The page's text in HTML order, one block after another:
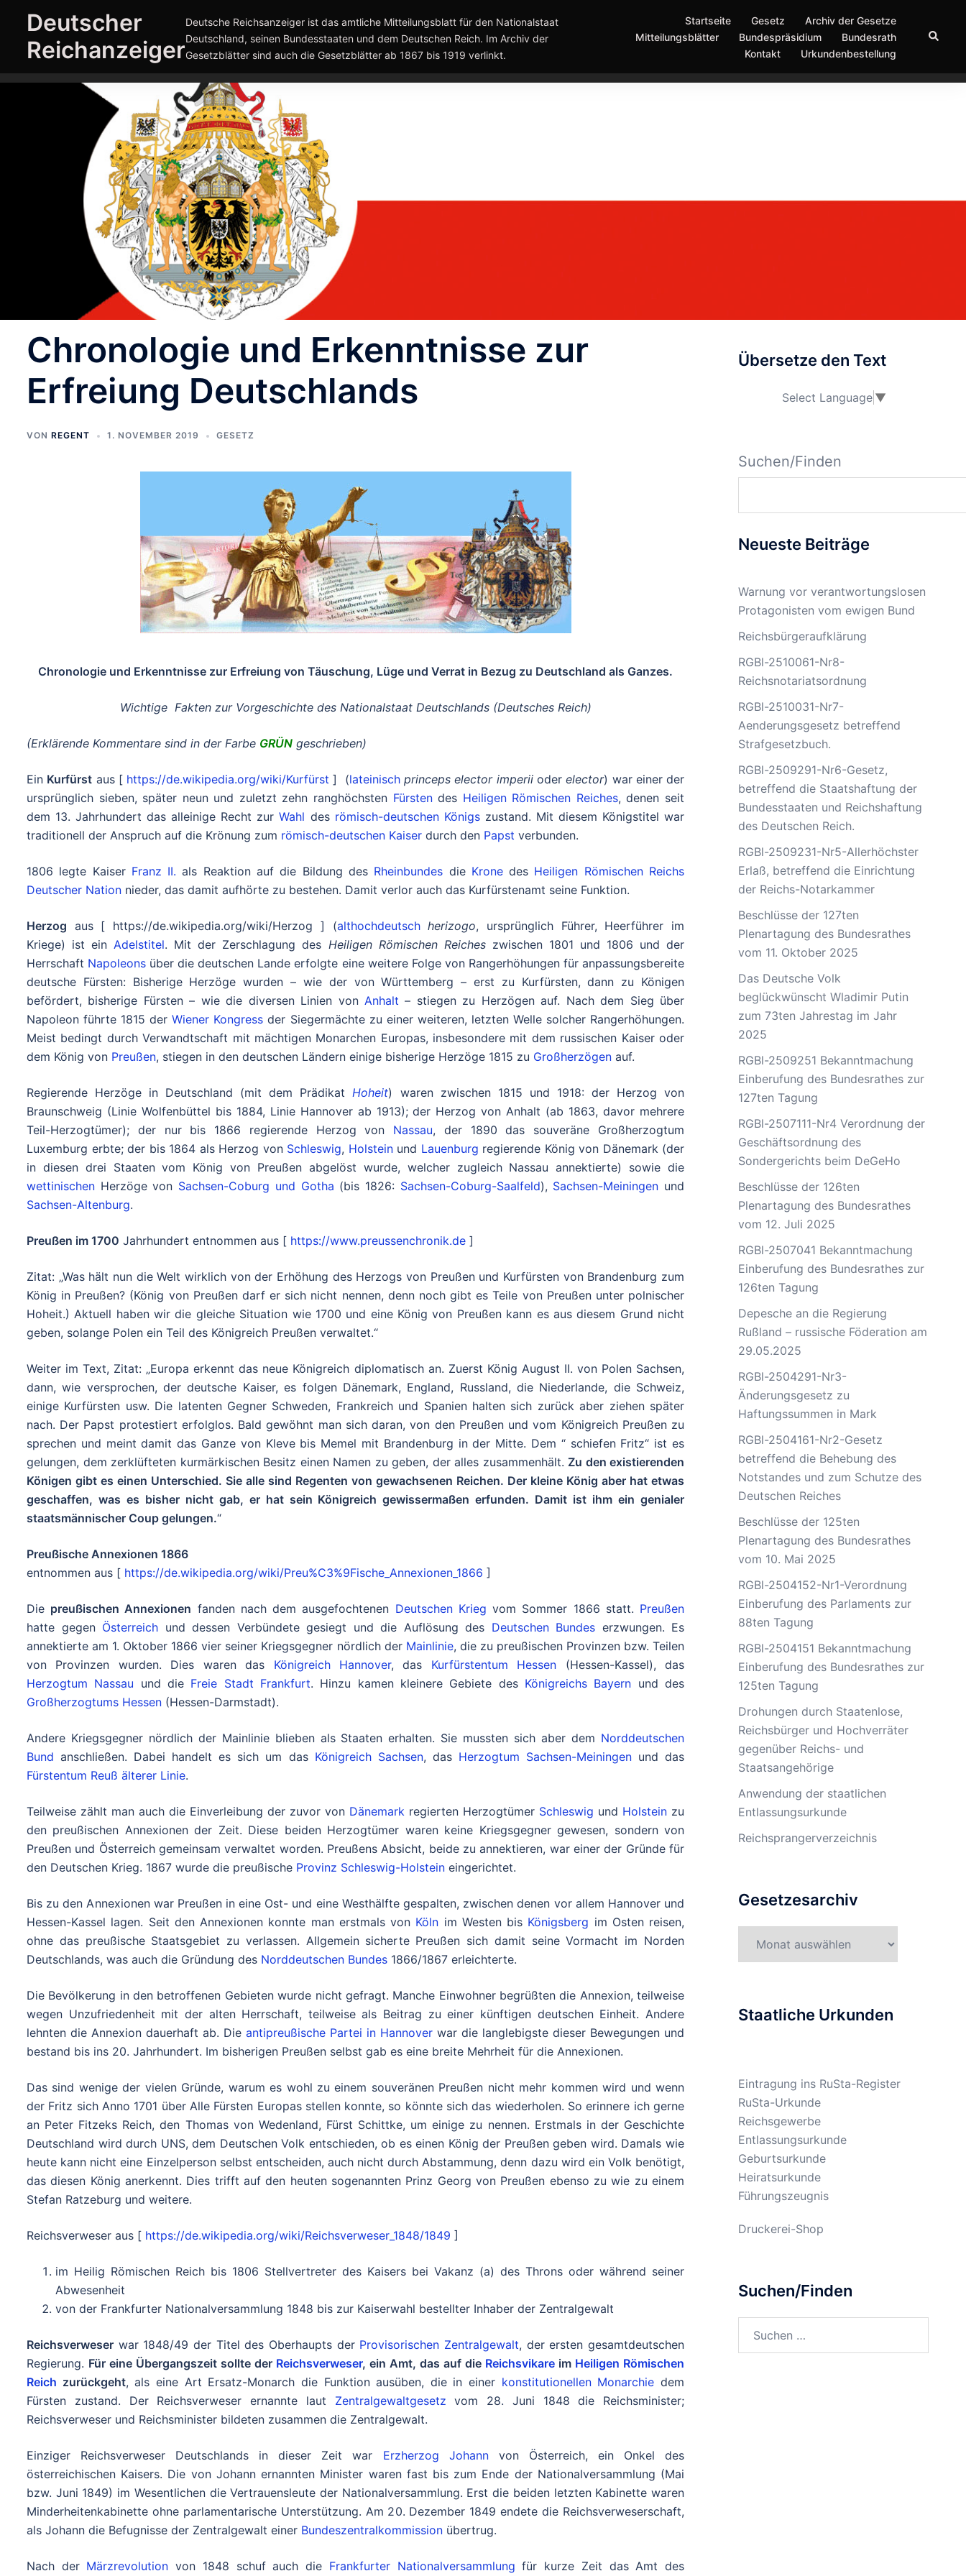
Inhalt
springen
Deutscher
Reichanzeiger
Deutsche Reichsanzeiger ist das amtliche Mitteilungsblatt für den Nationalstaat
Deutschland, seinen Bundesstaaten und dem Deutschen Reich. Im Archiv der
Gesetzblätter sind auch die Gesetzblätter ab 1867 bis 1919 verlinkt.
Startseite Gesetz
Archiv der Gesetze
Mitteilungsblätter
Bundespräsidium
Bundesrath
Kontakt
Urkundenbestellung
Suche
Chronologie und Erkenntnisse zur
Erfreiung Deutschlands
VON REGENT 1. NOVEMBER 2019 GESETZ
Chronologie und Erkenntnisse zur Erfreiung von Täuschung, Lüge und Verrat in Bezug zu Deutschland als Ganzes.
Wichtige Fakten zur Vorgeschichte des Nationalstaat Deutschlands (Deutsches Reich)
(Erklärende Kommentare sind in der Farbe GRÜN geschrieben)
Ein Kurfürst aus [ https://de.wikipedia.org/wiki/Kurfürst ] (lateinisch princeps elector imperiioderelector) war einer der
ursprünglich sieben, später neun und zuletzt zehn ranghöchsten Fürstendes Heiligen Römischen Reiches, denen seit
dem 13. Jahrhundert das alleinige Recht zurWahl des römisch-deutschen Königszustand. Mit diesem Königstitel war
traditionell der Anspruch auf die Krönung zum römisch-deutschen Kaiser durch den Papst verbunden.
1806 legte Kaiser Franz II. als Reaktion auf die Bildung des Rheinbundes die Kronedes Heiligen Römischen Reichs
Deutscher Nation nieder, das damit aufhörte zu bestehen. Damit verlor auch das Kurfürstenamt seine Funktion.
Herzog aus [ https://de.wikipedia.org/wiki/Herzog ] (althochdeutsch herizogo, ursprünglich Führer, Heerführer im
Kriege) ist einAdelstitel. Mit der Zerschlagung des Heiligen Römischen Reicheszwischen 1801 und 1806 und der
Herrschaft Napoleons über die deutschen Lande erfolgte eine weitere Folge von Rangerhöhungen für anpassungsbereite
deutsche Fürsten: Bisherige Herzöge wurden – wie der von Württemberg – erst zu Kurfürsten, dann zu Königen
befördert, bisherige Fürsten – wie die diversen Linien von Anhalt – stiegen zu Herzögen auf. Nach dem Sieg über
Napoleon führte 1815 derWiener Kongress der Siegermächte zu einer weiteren, letzten Welle solcher Rangerhöhungen.
Meist bedingt durch Verwandtschaft mit mächtigen Monarchen Europas, insbesondere mit dem russischen Kaiser oder
dem König von Preußen, stiegen in den deutschen Ländern einige bisherige Herzöge 1815 zu Großherzögen auf.
Regierende Herzöge in Deutschland (mit dem PrädikatHoheit) waren zwischen 1815 und 1918: der Herzog von
Braunschweig (Linie Wolfenbüttel bis 1884, Linie Hannover ab 1913); der Herzog von Anhalt (ab 1863, davor mehrere
Teil-Herzogtümer); der nur bis 1866 regierende Herzog von Nassau, der 1890 das souveräne Großherzogtum
Luxemburg erbte; der bis 1864 als Herzog von Schleswig, Holsteinund Lauenburg regierende König von Dänemark (der
in diesen drei Staaten vom König von Preußen abgelöst wurde, welcher zugleich Nassau annektierte) sowie die
wettinischen Herzöge von Sachsen-Coburg und Gotha (bis 1826: Sachsen-Coburg-Saalfeld), Sachsen-Meiningen und
Sachsen-Altenburg.
Preußen im 1700 Jahrhundert entnommen aus [ https://www.preussenchronik.de ]
Zitat: „Was hält nun die Welt wirklich von der Erhöhung des Herzogs von Preußen und Kurfürsten von Brandenburg zum
König in Preußen? (König von Preußen darf er sich nicht nennen, denn noch gibt es Teile von Preußen unter polnischer
Hoheit.) Aktuell haben wir die gleiche Situation wie 1700 und eine König von Preußen kann es aus diesem Grund nicht
geben, solange Polen ein Teil des Königreich Preußen verwaltet.“
Weiter im Text, Zitat: „Europa erkennt das neue Königreich diplomatisch an. Zuerst König August II. von Polen Sachsen,
dann, wie versprochen, der deutsche Kaiser, es folgen Dänemark, England, Russland, die Niederlande, die Schweiz,
einige Kurfürsten usw. Die latenten Gegner Schweden, Frankreich und Spanien halten sich zurück aber ziehen später
nach. Der Papst protestiert erfolglos. Bald gewöhnt man sich daran, von den Preußen und vom Königreich Preußen zu
sprechen und meint damit das Ganze von Kleve bis Memel mit Brandenburg in der Mitte. Dem “ schiefen Fritz“ ist es
gelungen, dem zerklüfteten kurmärkischen Besitz einen Namen zu geben, der alles zusammenhält. Zu den existierenden
Königen gibt es einen Unterschied. Sie alle sind Regenten von gewachsenen Reichen. Der kleine König aber hat etwas
geschaffen, was es bisher nicht gab, er hat sein Königreich gewissermaßen erfunden. Damit ist ihm ein genialer
staatsmännischer Coup gelungen.“
Preußische Annexionen 1866
entnommen aus [ https://de.wikipedia.org/wiki/Preu%C3%9Fische_Annexionen_1866 ]
Die preußischen Annexionen fanden nach dem ausgefochtenen Deutschen Krieg vom Sommer 1866 statt. Preußen
hatte gegen Österreich und dessen Verbündete gesiegt und die Auflösung des Deutschen Bundes erzwungen. Es
annektierte am 1. Oktober 1866 vier seiner Kriegsgegner nördlich der Mainlinie, die zu preußischen Provinzen bzw. Teilen
von Provinzen wurden. Dies waren das Königreich Hannover, das Kurfürstentum Hessen (Hessen-Kassel), das
Herzogtum Nassau und die Freie Stadt Frankfurt. Hinzu kamen kleinere Gebiete des Königreichs Bayern und des
Großherzogtums Hessen (Hessen-Darmstadt).
Andere Kriegsgegner nördlich der Mainlinie blieben als Staaten erhalten. Sie mussten sich aber dem Norddeutschen
Bund anschließen. Dabei handelt es sich um das Königreich Sachsen, das Herzogtum Sachsen-Meiningenund das
Fürstentum Reuß älterer Linie.
Teilweise zählt man auch die Einverleibung der zuvor von Dänemark regierten Herzogtümer Schleswig und Holstein zu
den preußischen Annexionen der Zeit. Diese beiden Herzogtümer waren keine Kriegsgegner gewesen, sondern von
Preußen und Österreich gemeinsam verwaltet worden. Preußens Absicht, beide zu annektieren, war einer der Gründe für
den Deutschen Krieg. 1867 wurde die preußische Provinz Schleswig-Holstein eingerichtet.
Bis zu den Annexionen war Preußen in eine Ost- und eine Westhälfte gespalten, zwischen denen vor allem Hannover und
Hessen-Kassel lagen. Seit den Annexionen konnte man erstmals von Köln im Westen bis Königsberg im Osten reisen,
ohne das preußische Staatsgebiet zu verlassen. Allgemein sicherte Preußen sich damit seine Vormacht im Norden
Deutschlands, was auch die Gründung des Norddeutschen Bundes 1866/1867 erleichterte.
Die Bevölkerung in den betroffenen Gebieten wurde nicht gefragt. Manche Einwohner begrüßten die Annexion, teilweise
wegen Unzufriedenheit mit der alten Herrschaft, teilweise als Beitrag zu einer künftigen deutschen Einheit. Andere
lehnten die Annexion dauerhaft ab. Die antipreußische Partei in Hannover war die langlebigste dieser Bewegungen und
bestand bis ins 20. Jahrhundert. Im bisherigen Preußen selbst gab es eine breite Mehrheit für die Annexionen.
Das sind wenige der vielen Gründe, warum es wohl zu einem souveränen Preußen nicht mehr kommen wird und wenn
der Fritz sich Anno 1701 über Alle Fürsten Europas stellen konnte, so könnte sich das wiederholen. So erinnere ich gerne
an Peter Fitzeks Reich, den Thomas von Wedenland, Fürst Schittke, um einige zu nennen. Erstmals in der Geschichte
Deutschland wird durch UNS, dem Deutschen Volk entschieden, ob es einen König der Preußen geben wird. Damals wie
heute kann nicht eine Einzelperson selbst entscheiden, auch nicht durch Abstammung, denn dazu wird ein Volk benötigt,
das diesen König anerkennt. Dies trifft auf den heuten sogenannten Prinz Georg von Preußen ebenso zu wie zu einem
Stefan Ratzeburg und weitere.
Reichsverweser aus [ https://de.wikipedia.org/wiki/Reichsverweser_1848/1849 ]
im Heilig Römischen Reich bis 1806 Stellvertreter des Kaisers bei Vakanz (a) des Throns oder während seiner
Abwesenheit
von der Frankfurter Nationalversammlung 1848 bis zur Kaiserwahl bestellter Inhaber der Zentralgewalt
Reichsverweser war 1848/49 der Titel des Oberhaupts der Provisorischen Zentralgewalt, der ersten gesamtdeutschen
Regierung. Für eine Übergangszeit sollte der Reichsverweser, ein Amt, das auf die Reichsvikare im Heiligen Römischen
Reich zurückgeht, als eine Art Ersatz-Monarch die Funktion ausüben, die in einer konstitutionellen Monarchie dem
Fürsten zustand. Der Reichsverweser ernannte laut Zentralgewaltgesetz vom 28. Juni 1848 die Reichsminister;
Reichsverweser und Reichsminister bildeten zusammen die Zentralgewalt.
Einziger Reichsverweser Deutschlands in dieser Zeit war Erzherzog Johannvon Österreich, ein Onkel des
österreichischen Kaisers. Die von Johann ernannten Minister waren fast bis zum Ende der Nationalversammlung (Mai
bzw. Juni 1849) im Wesentlichen die Vertrauensleute der Nationalversammlung. Erst die beiden letzten Kabinette waren
Minderheitenkabinette ohne parlamentarische Unterstützung. Am 20. Dezember 1849 endete die Reichsverweserschaft,
als Johann die Befugnisse der Zentralgewalt einer Bundeszentralkommission übertrug.
Nach der Märzrevolution von 1848 schuf auch die Frankfurter Nationalversammlung für kurze Zeit das Amt des
Übersetze den Text
Select Language ▼
Suchen/Finden
Neueste Beiträge
Warnung vor verantwortungslosen
Protagonisten vom ewigen Bund
Reichsbürgeraufklärung
RGBl-2510061-Nr8-
Reichsnotariatsordnung
RGBl-2510031-Nr7-
Aenderungsgesetz betreffend
Strafgesetzbuch.
RGBl-2509291-Nr6-Gesetz,
betreffend die Staatshaftung der
Bundesstaaten und Reichshaftung
des Deutschen Reich.
RGBl-2509231-Nr5-Allerhöchster
Erlaß, betreffend die Einrichtung
der Reichs-Notarkammer
Beschlüsse der 127ten
Plenartagung des Bundesrathes
vom 11. Oktober 2025
Das Deutsche Volk
beglückwünscht Wladimir Putin
zum 73ten Jahrestag im Jahr
2025
RGBl-2509251 Bekanntmachung
Einberufung des Bundesrathes zur
127ten Tagung
RGBl-2507111-Nr4 Verordnung der
Geschäftsordnung des
Sondergerichts beim DeGeHo
Beschlüsse der 126ten
Plenartagung des Bundesrathes
vom 12. Juli 2025
RGBl-2507041 Bekanntmachung
Einberufung des Bundesrathes zur
126ten Tagung
Depesche an die Regierung
Rußland – russische Föderation am
29.05.2025
RGBl-2504291-Nr3-
Änderungsgesetz zu
Haftungssummen in Mark
RGBl-2504161-Nr2-Gesetz
betreffend die Behebung des
Notstandes und zum Schutze des
Deutschen Reiches
Beschlüsse der 125ten
Plenartagung des Bundesrathes
vom 10. Mai 2025
RGBl-2504152-Nr1-Verordnung
Einberufung des Parlaments zur
88ten Tagung
RGBl-2504151 Bekanntmachung
Einberufung des Bundesrathes zur
125ten Tagung
Drohungen durch Staatenlose,
Reichsbürger und Hochverräter
gegenüber Reichs- und
Staatsangehörige
Anwendung der staatlichen
Entlassungsurkunde
Reichsprangerverzeichnis
Gesetzesarchiv
Staatliche Urkunden
Eintragung ins RuSta-Register
RuSta-Urkunde
Reichsgewerbe
Entlassungsurkunde
Geburtsurkunde
Heiratsurkunde
Führungszeugnis
Druckerei-Shop
Suchen/Finden
nach: